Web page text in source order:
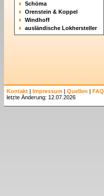
Schöma
Orenstein & Koppel
Windhoff
ausländische Lokhersteller
Kontakt | Impressum | Quellen | FAQ
letzte Änderung: 12.07.2026